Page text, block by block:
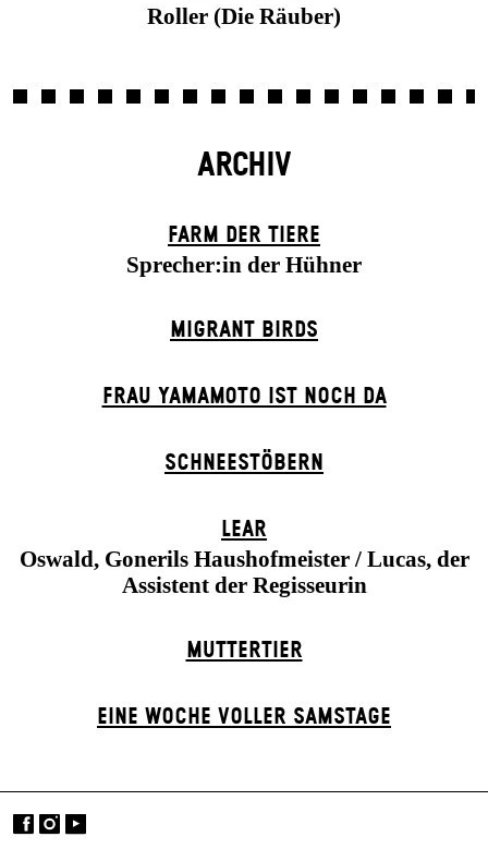
Roller (Die Räuber)
ARCHIV
FARM DER TIERE
Sprecher:in der Hühner
MIGRANT BIRDS
FRAU YAMAMOTO IST NOCH DA
SCHNEE­STÖBERN
LEAR
Oswald, Gonerils Haushofmeister / Lucas, der
Assistent der Regisseurin
MUTTER­TIER
EINE WOCHE VOLLER SAMSTAGE